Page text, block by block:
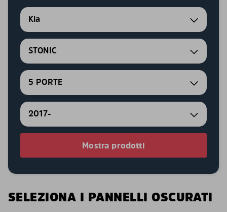
Kia
STONIC
5 PORTE
2017-
Mostra prodotti
SELEZIONA I PANNELLI OSCURATI